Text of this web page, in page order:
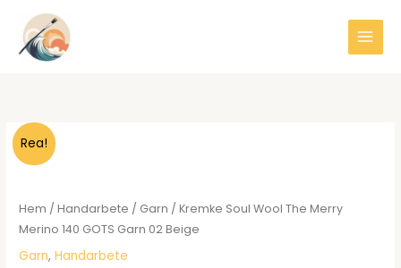
Hoppa
innehåll
Rea!
Hem /Handarbete / Garn / Kremke Soul Wool The Merry
Merino 140 GOTS Garn 02 Beige
Garn,Handarbete